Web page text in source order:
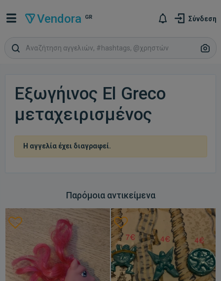
Vendora GR Σύνδεση
Εξωγήινος El Greco
μεταχειρισμένος
Η αγγελία έχει διαγραφεί.
Παρόμοια αντικείμενα